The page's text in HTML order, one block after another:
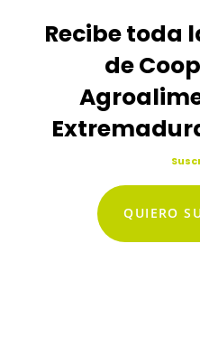
Recibe toda
de
QUIERO